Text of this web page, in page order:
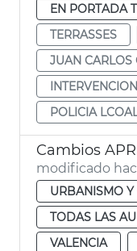
EN PORTADA
TERRASSES
JUAN CARLOS
POLICIA
Cambios
modificado
URBANISMO
TODAS LAS
VALENCIA